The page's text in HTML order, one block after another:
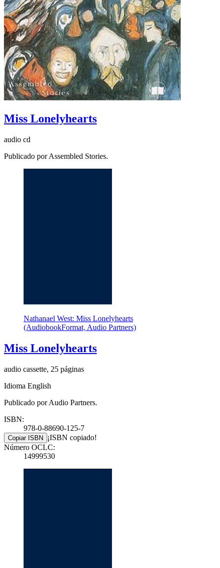
Miss Lonelyhearts
audio cd
Publicado por Assembled Stories.
Nathanael West: Miss Lonelyhearts
(AudiobookFormat, Audio Partners)
Miss Lonelyhearts
audio cassette, 25 páginas
Idioma English
Publicado por Audio Partners.
ISBN:
978-0-88690-125-7
Copiar ISBN
¡ISBN copiado!
Número OCLC:
14999530